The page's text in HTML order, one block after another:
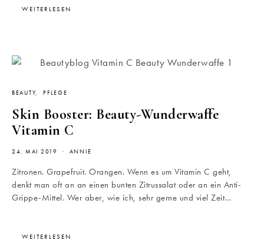
WEITERLESEN
BEAUTY PFLEGE
Skin Booster: Beauty-Wunderwaffe
Vitamin C
24. MAI 2019 ANNIE
Zitronen. Grapefruit. Orangen. Wenn es um Vitamin C geht,
denkt man oft an an einen bunten Zitrussalat oder an ein Anti-
Grippe-Mittel. Wer aber, wie ich, sehr gerne und viel Zeit…
WEITERLESEN